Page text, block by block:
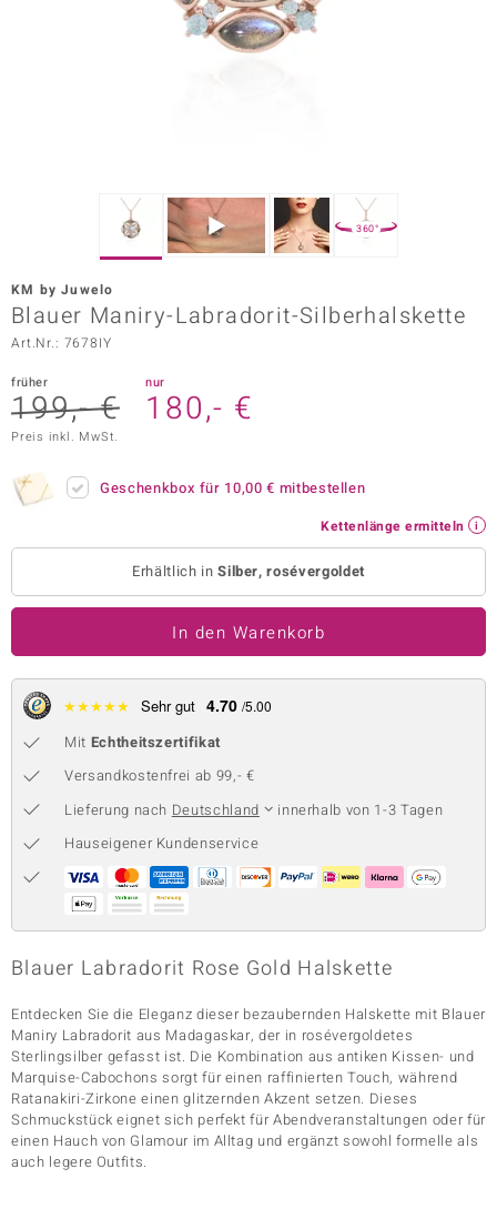
Vogue
Paraíso
Collection
BY DE MELO
Collection
Classics
360°
KM by Juwelo
Blauer Maniry-Labradorit-Silberhalskette
Art.Nr.: 7678IY
früher
199,- €
nur
180,- €
Preis inkl. MwSt.
Geschenkbox für 10,00 € mitbestellen
Kettenlänge ermitteln
Erhältlich inSilber, rosévergoldet
In den Warenkorb
★★★★★ Sehr gut 4.70 /5.00
Mit Echtheitszertifikat
Versandkostenfrei ab 99,- €
Lieferung nach Deutschland
innerhalb von 1-3 Tagen
Hauseigener Kundenservice
Blauer Labradorit Rose Gold Halskette
Entdecken Sie die Eleganz dieser bezaubernden Halskette mit Blauer
Maniry Labradorit aus Madagaskar, der in rosévergoldetes
Sterlingsilber gefasst ist. Die Kombination aus antiken Kissen- und
Marquise-Cabochons sorgt für einen raffinierten Touch, während
Ratanakiri-Zirkone einen glitzernden Akzent setzen. Dieses
Schmuckstück eignet sich perfekt für Abendveranstaltungen oder für
einen Hauch von Glamour im Alltag und ergänzt sowohl formelle als
auch legere Outfits.